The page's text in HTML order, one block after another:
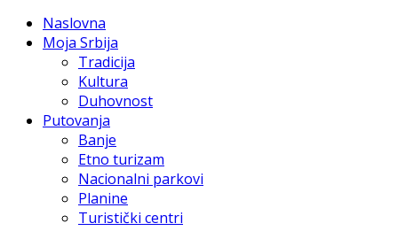
Naslovna
Moja Srbija
Tradicija
Kultura
Duhovnost
Putovanja
Banje
Etno turizam
Nacionalni parkovi
Planine
Turistički centri